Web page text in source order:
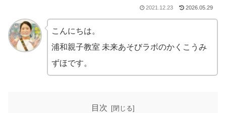
2021.12.23 2026.05.29
こんにちは。
浦和親子教室 未来あそびラボのかくこうみ
ずほです。
目次